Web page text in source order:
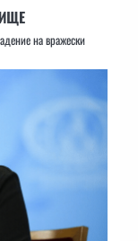
на вражески